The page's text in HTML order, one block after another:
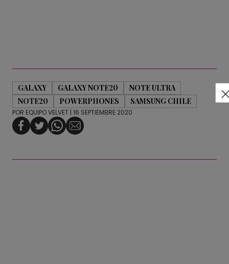
GALAXY GALAXY NOTE20
NOTE ULTRA
NOTE20
POWERPHONES SAMSUNG CHILE
POR EQUIPO VELVET | 16 SEPTIEMBRE 2020